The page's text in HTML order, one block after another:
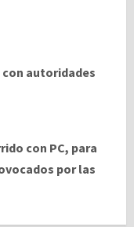
autoridades
con PC, para
por las